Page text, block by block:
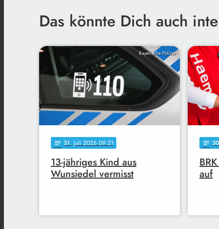
Das könnte Dich auch
Bayerische Polizei
notes 31. Juli 2026 09:21
13-jähriges Kind aus
Wunsiedel vermisst
notes 30
auf